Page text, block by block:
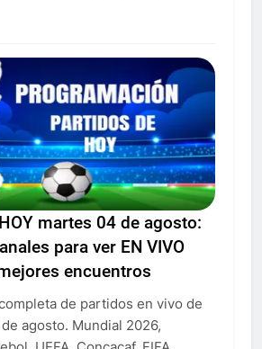
martes 04 de agosto:
para ver EN VIVO
encuentros
de partidos en vivo de
agosto. Mundial 2026,